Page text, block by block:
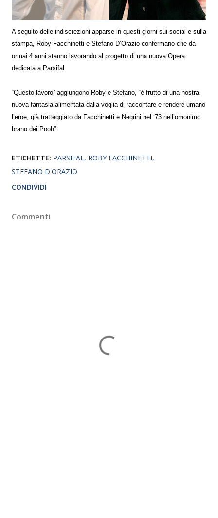
A seguito delle indiscrezioni apparse in questi giorni sui social e sulla
stampa, Roby Facchinetti e Stefano D’Orazio confermano che da
ormai 4 anni stanno lavorando al progetto di una nuova Opera
dedicata a Parsifal.
“Questo lavoro” aggiungono Roby e Stefano, “è frutto di una nostra
nuova fantasia alimentata dalla voglia di raccontare e rendere umano
l’eroe, già tratteggiato da Facchinetti e Negrini nel ‘73 nell’omonimo
brano dei Pooh”.
ETICHETTE: PARSIFAL
ROBY FACCHINETTI
STEFANO D'ORAZIO
CONDIVIDI
Commenti